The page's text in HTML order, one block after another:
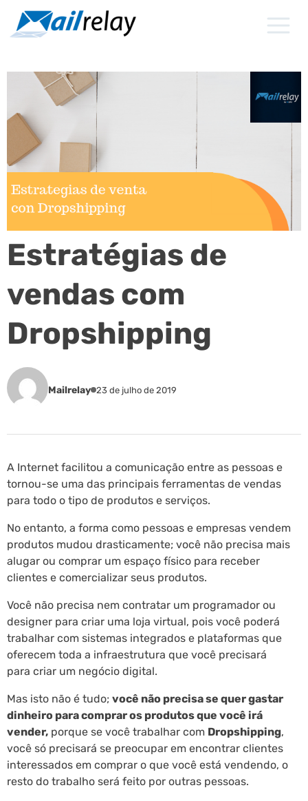
para
Estratégias de
vendas com
Dropshipping
Mailrelay 23 de julho de 2019
A Internet facilitou a comunicação entre as pessoas e
tornou-se uma das principais ferramentas de vendas
para todo o tipo de produtos e serviços.
No entanto, a forma como pessoas e empresas vendem
produtos mudou drasticamente; você não precisa mais
alugar ou comprar um espaço físico para receber
clientes e comercializar seus produtos.
Você não precisa nem contratar um programador ou
designer para criar uma loja virtual, pois você poderá
trabalhar com sistemas integrados e plataformas que
oferecem toda a infraestrutura que você precisará
para criar um negócio digital.
Mas isto não é tudo; você não precisa se quer gastar
dinheiro para comprar os produtos que você irá
vender, porque se você trabalhar com Dropshipping,
você só precisará se preocupar em encontrar clientes
interessados em comprar o que você está vendendo, o
resto do trabalho será feito por outras pessoas.